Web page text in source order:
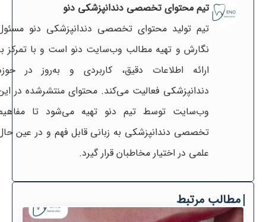
تیم محتوای تخصصی دندانپزشکی دنو
تیم تولید محتوای تخصصی دندانپزشکی دنو
نگارش و تهیه مطالب وب‌سایت دنو است و با تمرکز
ارائه اطلاعات دقیق، کاربردی و به‌روز در
دندانپزشکی فعالیت می‌کند. محتوای منتشرشده در
وب‌سایت توسط تیم دنو تهیه می‌شود تا
تخصصی دندانپزشکی به زبانی قابل فهم و در عین
علمی در اختیار مخاطبان قرار گیرد.
مطالب مرتبط